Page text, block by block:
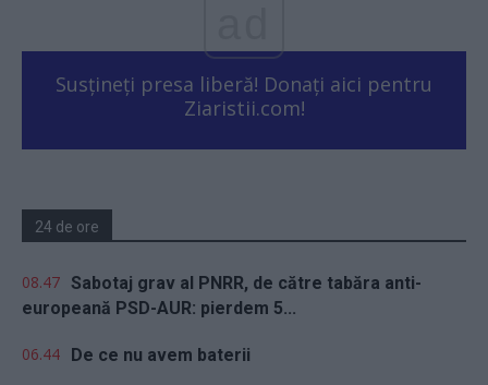
Susțineți presa liberă! Donați aici pentru
Ziaristii.com!
24 de ore
08.47 Sabotaj grav al PNRR, de către tabăra anti-
europeană PSD-AUR: pierdem 5...
06.44 De ce nu avem baterii